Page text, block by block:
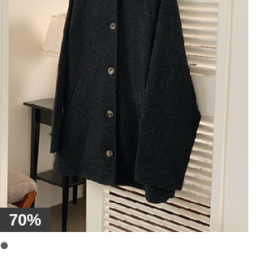
70%
●